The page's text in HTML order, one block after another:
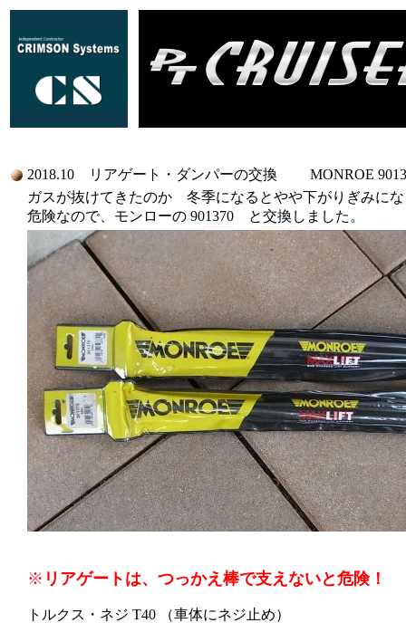
2018.10 リアゲート・ダンパーの交換 MONROE
ガスが抜けてきたのか 冬季になるとやや下がりぎみに
危険なので、モンローの 901370 と交換しました。
※ リアゲートは、つっかえ棒で支えないと危険！
トルクス・ネジ T40 （車体にネジ止め）